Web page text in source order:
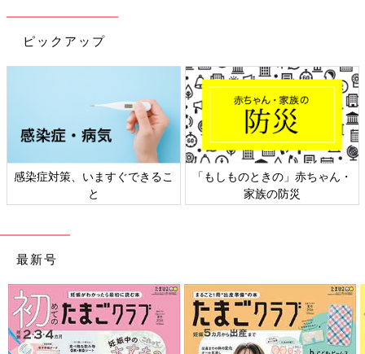
ピックアップ
感染症対策、いますぐできるこ
と
「もしものときの」赤ちゃん・
家族の防災
最新号